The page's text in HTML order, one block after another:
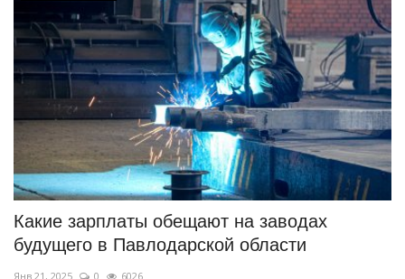
Какие зарплаты обещают на заводах
будущего в Павлодарской области
Янв 21, 2025 0 6026